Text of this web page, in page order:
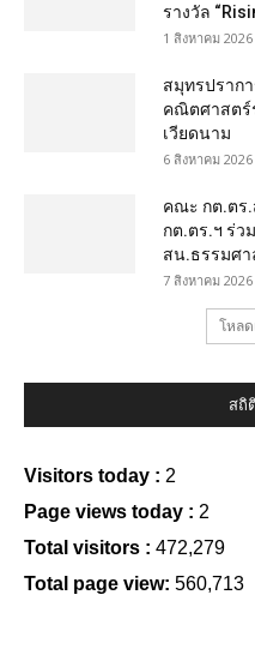
รางวัล
1 สิงหาคม 2026
สมุทรปราก
คณิตศาสตร์
เวียดนาม
6 สิงหาคม 2026
คณะ กต.ตร
กต.ตร.ฯ ร่ว
สน.ธรรมศา
7 สิงหาคม 2026
โหล
สถิ
Visitors today : 2
Page views today : 2
Total visitors : 472,279
Total page view: 560,713